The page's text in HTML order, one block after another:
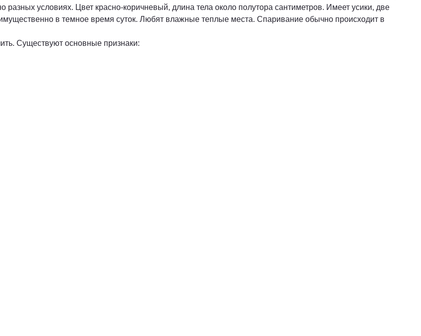
разных условиях. Цвет красно-коричневый, длина тела около полутора сантиметров. Имеет усики, две
в темное время суток. Любят влажные теплые места. Спаривание обычно происходит в
Существуют основные признаки: